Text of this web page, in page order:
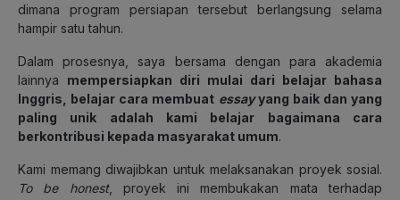
dimana program persiapan tersebut berlangsung selama
hampir satu tahun.
Dalam prosesnya, saya bersama dengan para akademia
lainnya mempersiapkan diri mulai dari belajar bahasa
Inggris, belajar cara membuat essayyang baik dan yang
paling unik adalah kami belajar bagaimana cara
berkontribusi kepada masyarakat umum.
Kami memang diwajibkan untuk melaksanakan proyek sosial.
To be honest,
proyek ini membukakan mata terhadap